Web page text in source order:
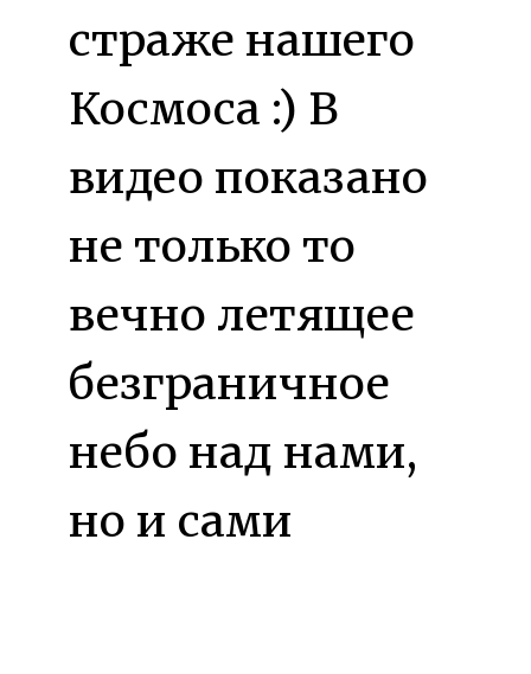
страже нашего
Космоса :) В
видео показано
не только то
вечно летящее
безграничное
небо над нами,
но и сами